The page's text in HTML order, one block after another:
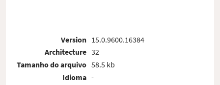
Version
Architecture
Tamanho do arquivo
Idioma
15.0.9600.16384
32
58.5 kb
-